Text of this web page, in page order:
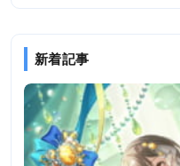
新着記事